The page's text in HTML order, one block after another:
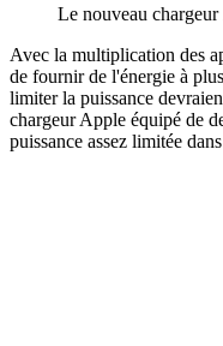
Le nouveau
Avec la multiplication des
de fournir de l'énergie à
limiter la puissance
chargeur Apple équipé de
puissance assez limitée